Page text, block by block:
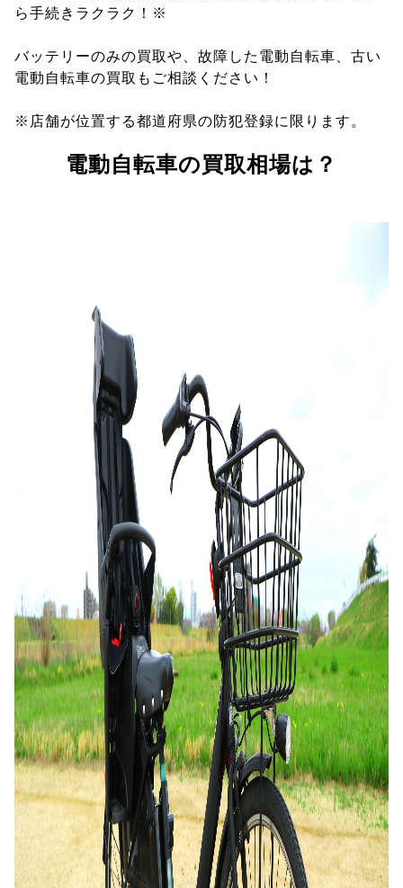
ら手続きラクラク！※
バッテリーのみの買取や、故障した電動自転車、古い
電動自転車の買取もご相談ください！
※店舗が位置する都道府県の防犯登録に限ります。
電動自転車の買取相場は？